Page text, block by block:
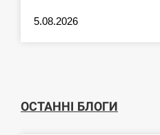
5.08.2026
ОСТАННІ БЛОГИ